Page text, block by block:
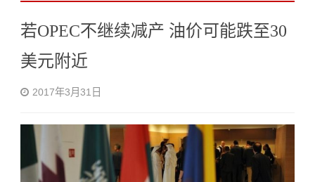
若OPEC不继续减产 油价可能跌至30
美元附近
2017年3月31日